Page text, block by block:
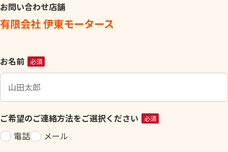
お問い合わせ店舗
有限会社 伊東モータース
こ
の
ィ
ー
ル
ド
お名前 必須
ご希望のご連絡方法をご選択ください 必須
電話
メール